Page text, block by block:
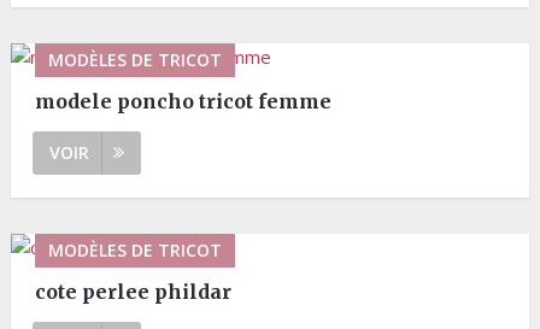
MODÈLES DE TRICOT
modele poncho tricot femme
VOIR
MODÈLES DE TRICOT
cote perlee phildar